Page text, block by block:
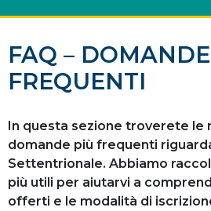
FAQ – DOMANDE
FREQUENTI
In questa sezione troverete le
domande più frequenti
Settentrionale. Abbiamo
più utili per aiutarvi a
offerti e le modalità di